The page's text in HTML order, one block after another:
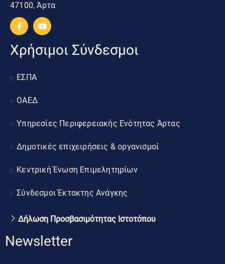
47100, Άρτα
Χρήσιμοι Σύνδεσμοι
ΕΣΠΑ
ΟΑΕΔ
Υπηρεσίες Περιφερειακής Ενότητας Άρτας
Δημοτικές επιχειρήσεις & οργανισμοί
Κεντρική Ένωση Επιμελητηρίων
Σύνδεσμοι Έκτακτης Ανάγκης
Δήλωση Προσβασιμότητας Ιστοτόπου
Newsletter